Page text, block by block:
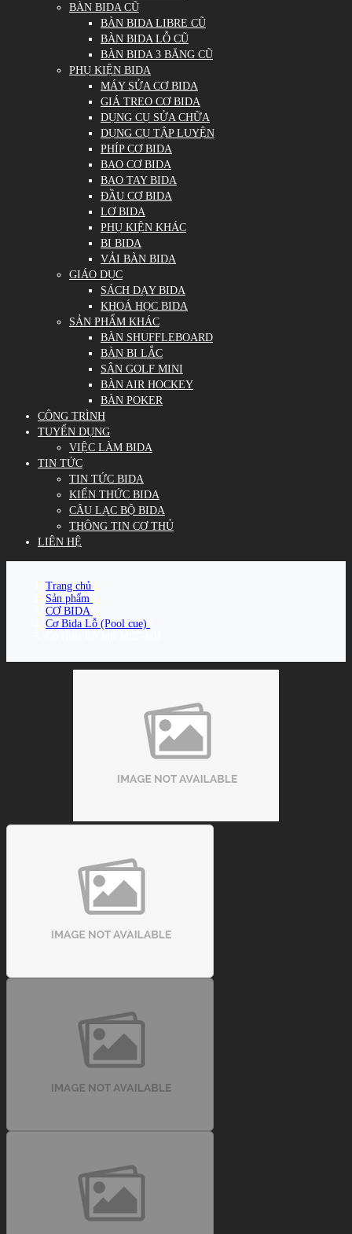
BÀN BIDA CŨ
BÀN BIDA LIBRE CŨ
BÀN BIDA LỖ CŨ
BÀN BIDA 3 BĂNG CŨ
PHỤ KIỆN BIDA
MÁY SỬA CƠ BIDA
GIÁ TREO CƠ BIDA
DỤNG CỤ SỬA CHỮA
DỤNG CỤ TẬP LUYỆN
PHÍP CƠ BIDA
BAO CƠ BIDA
BAO TAY BIDA
ĐẦU CƠ BIDA
LƠ BIDA
PHỤ KIỆN KHÁC
BI BIDA
VẢI BÀN BIDA
GIÁO DỤC
SÁCH DẠY BIDA
KHOÁ HỌC BIDA
SẢN PHẨM KHÁC
BÀN SHUFFLEBOARD
BÀN BI LẮC
SÂN GOLF MINI
BÀN AIR HOCKEY
BÀN POKER
CÔNG TRÌNH
TUYỂN DỤNG
VIỆC LÀM BIDA
TIN TỨC
TIN TỨC BIDA
KIẾN THỨC BIDA
CÂU LẠC BỘ BIDA
THÔNG TIN CƠ THỦ
LIÊN HỆ
Trang chủ
Sản phẩm
CƠ BIDA
Cơ Bida Lỗ (Pool cue)